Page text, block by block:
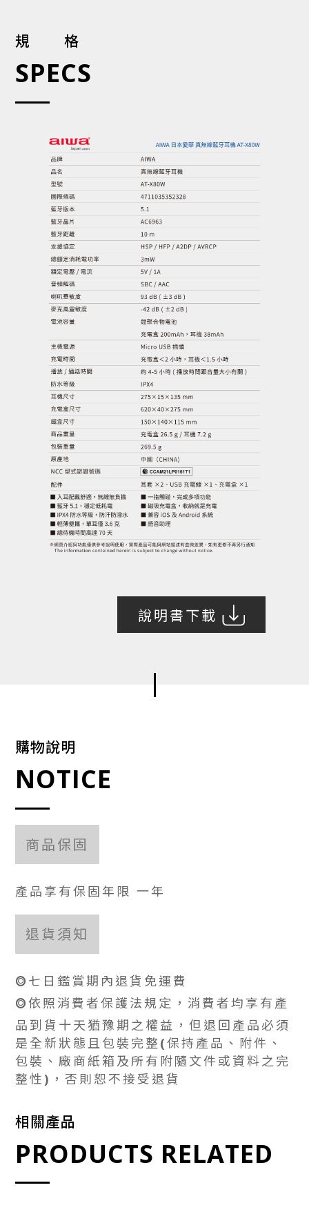
規格
SPECS
說明書下載
購物說明
NOTICE
商品保固
產品享有保固年限 一年
退貨須知
⭗七日鑑賞期內退貨免運費
⭗依照消費者保護法規定，消費者均享有產
品到貨十天猶豫期之權益，但退回產品必須
是全新狀態且包裝完整(保持產品、附件、
包裝、廠商紙箱及所有附隨文件或資料之完
整性)，否則恕不接受退貨
相關產品
PRODUCTS RELATED